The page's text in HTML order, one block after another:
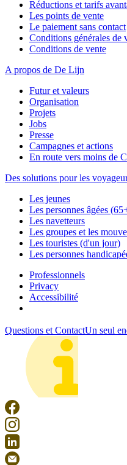
Réductions et tarifs
Les points de vente
Le paiement sans contact
Conditions générales de
Conditions de vente
A propos de De Lijn
Futur et valeurs
Organisation
Projets
Jobs
Presse
Campagnes et actions
En route vers moins de
Des solutions pour les
Les jeunes
Les personnes âgées
Les navetteurs
Les groupes et les
Les touristes (d'un jour)
Les personnes
Professionnels
Privacy
Accessibilité
Questions et ContactUn seul